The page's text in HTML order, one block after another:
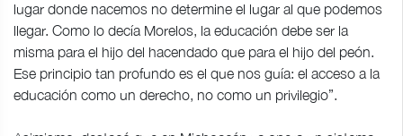
lugar donde nacemos no determine el lugar al que podemos
llegar. Como lo decía Morelos, la educación debe ser la
misma para el hijo del hacendado que para el hijo del peón.
Ese principio tan profundo es el que nos guía: el acceso a la
educación como un derecho, no como un privilegio”.